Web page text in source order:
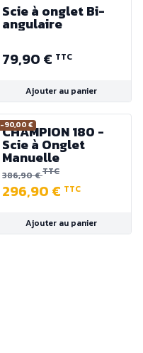
Scie à onglet Bi-
angulaire
79,90 € TTC
Ajouter au panier
-90,00 €
CHAMPION 180 -
Scie à Onglet
Manuelle
386,90 €TTC
296,90 € TTC
Ajouter au panier